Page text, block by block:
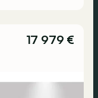
17 979 €